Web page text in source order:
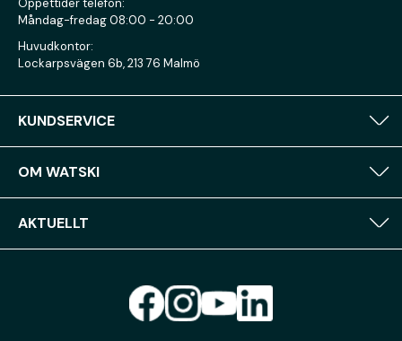
Öppettider telefon:
Måndag-fredag 08:00 - 20:00
Huvudkontor:
Lockarpsvägen 6b, 213 76 Malmö
KUNDSERVICE
OM WATSKI
AKTUELLT